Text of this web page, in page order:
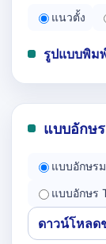
แนวตั้ง
รูปแบบพิม
แบบอักษ
แบบอักษร
แบบอักษร
ดาวน์โหลด